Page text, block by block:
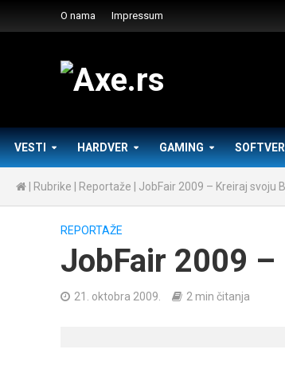
O nama Impressum
VESTI HARDVER GAMING SOFTVER
Rubrike Reportaže JobFair 2009 – Kreiraj svoju
REPORTAŽE
JobFair 2009
21. oktobra 2009. 2 min čitanja